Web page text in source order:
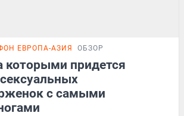
ЕВРОПА-АЗИЯ ОБЗОР
которыми придется
с самыми